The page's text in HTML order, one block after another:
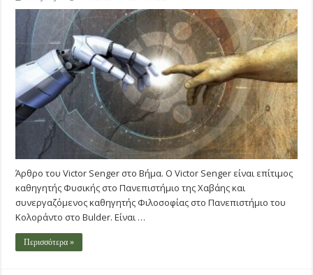
Άρθρο του Victor Senger στο Βήμα. Ο Victor Senger είναι επίτιμος
καθηγητής Φυσικής στο Πανεπιστήμιο της Χαβάης και
συνεργαζόμενος καθηγητής Φιλοσοφίας στο Πανεπιστήμιο του
Κολοράντο στο Bulder. Είναι …
Περισσότερα »